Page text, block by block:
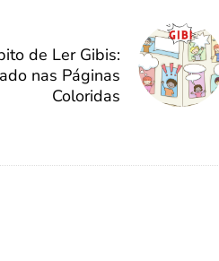
de Ler Gibis:
nas Páginas
Coloridas